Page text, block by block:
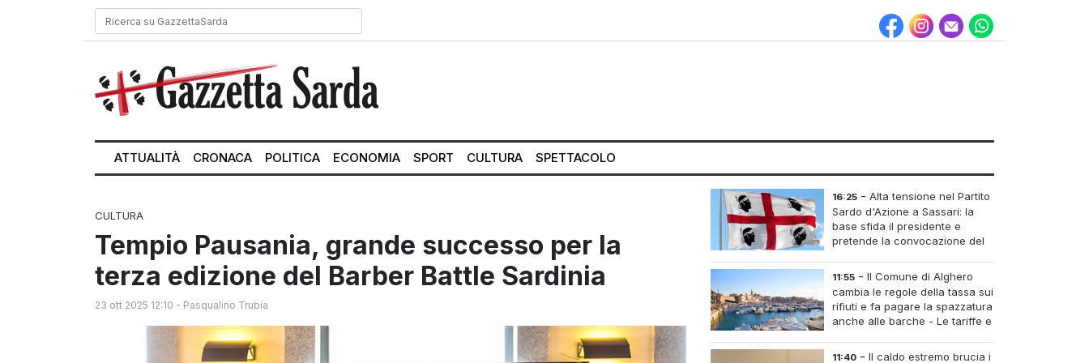
ATTUALITÀ CRONACA POLITICA ECONOMIA SPORT CULTURA SPETTACOLO
CULTURA
Tempio Pausania, grande successo per la
terza edizione del Barber Battle Sardinia
23 ott 2025 12:10 - Pasqualino Trubia
16:25 - Alta tensione nel Partito
Sardo d'Azione a Sassari: la
base sfida il presidente e
pretende la convocazione del
11:55 - Il Comune di Alghero
cambia le regole della tassa sui
rifiuti e fa pagare la spazzatura
anche alle barche - Le tariffe e
11:40 - Il caldo estremo brucia i